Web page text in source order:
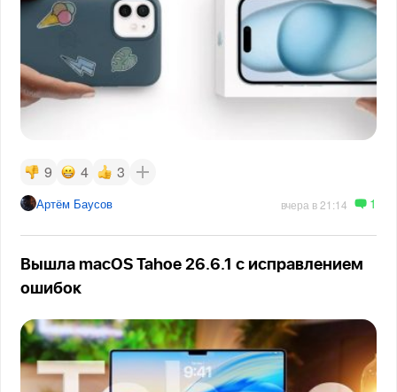
9 4 3
Артём Баусов вчера в 21:14 1
Вышла macOS Tahoe 26.6.1 с исправлением
ошибок